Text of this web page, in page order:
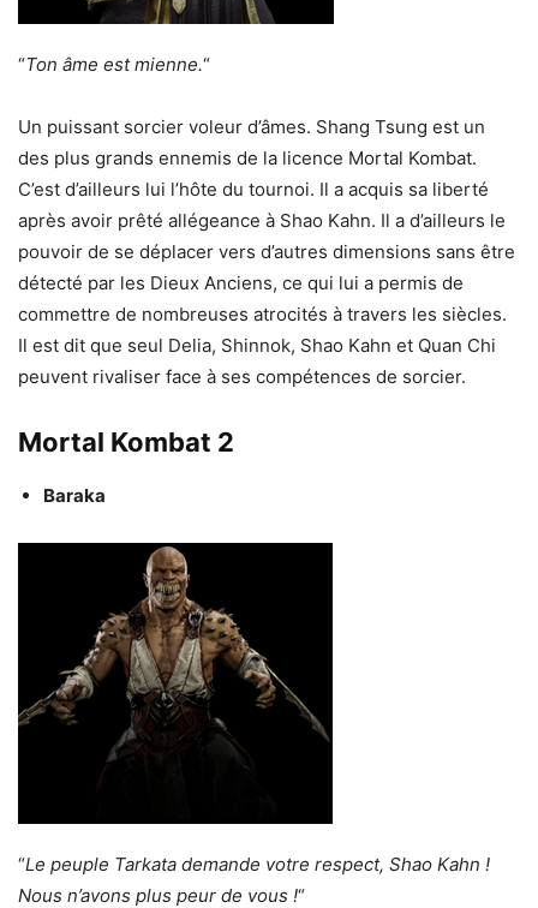
“Ton âme est mienne.“
Un puissant sorcier voleur d’âmes. Shang Tsung est un
des plus grands ennemis de la licence Mortal Kombat.
C’est d’ailleurs lui l’hôte du tournoi. Il a acquis sa liberté
après avoir prêté allégeance à Shao Kahn. Il a d’ailleurs le
pouvoir de se déplacer vers d’autres dimensions sans être
détecté par les Dieux Anciens, ce qui lui a permis de
commettre de nombreuses atrocités à travers les siècles.
Il est dit que seul Delia, Shinnok, Shao Kahn et Quan Chi
peuvent rivaliser face à ses compétences de sorcier.
Mortal Kombat 2
Baraka
“Le peuple Tarkata demande votre respect, Shao Kahn !
Nous n’avons plus peur de vous !“